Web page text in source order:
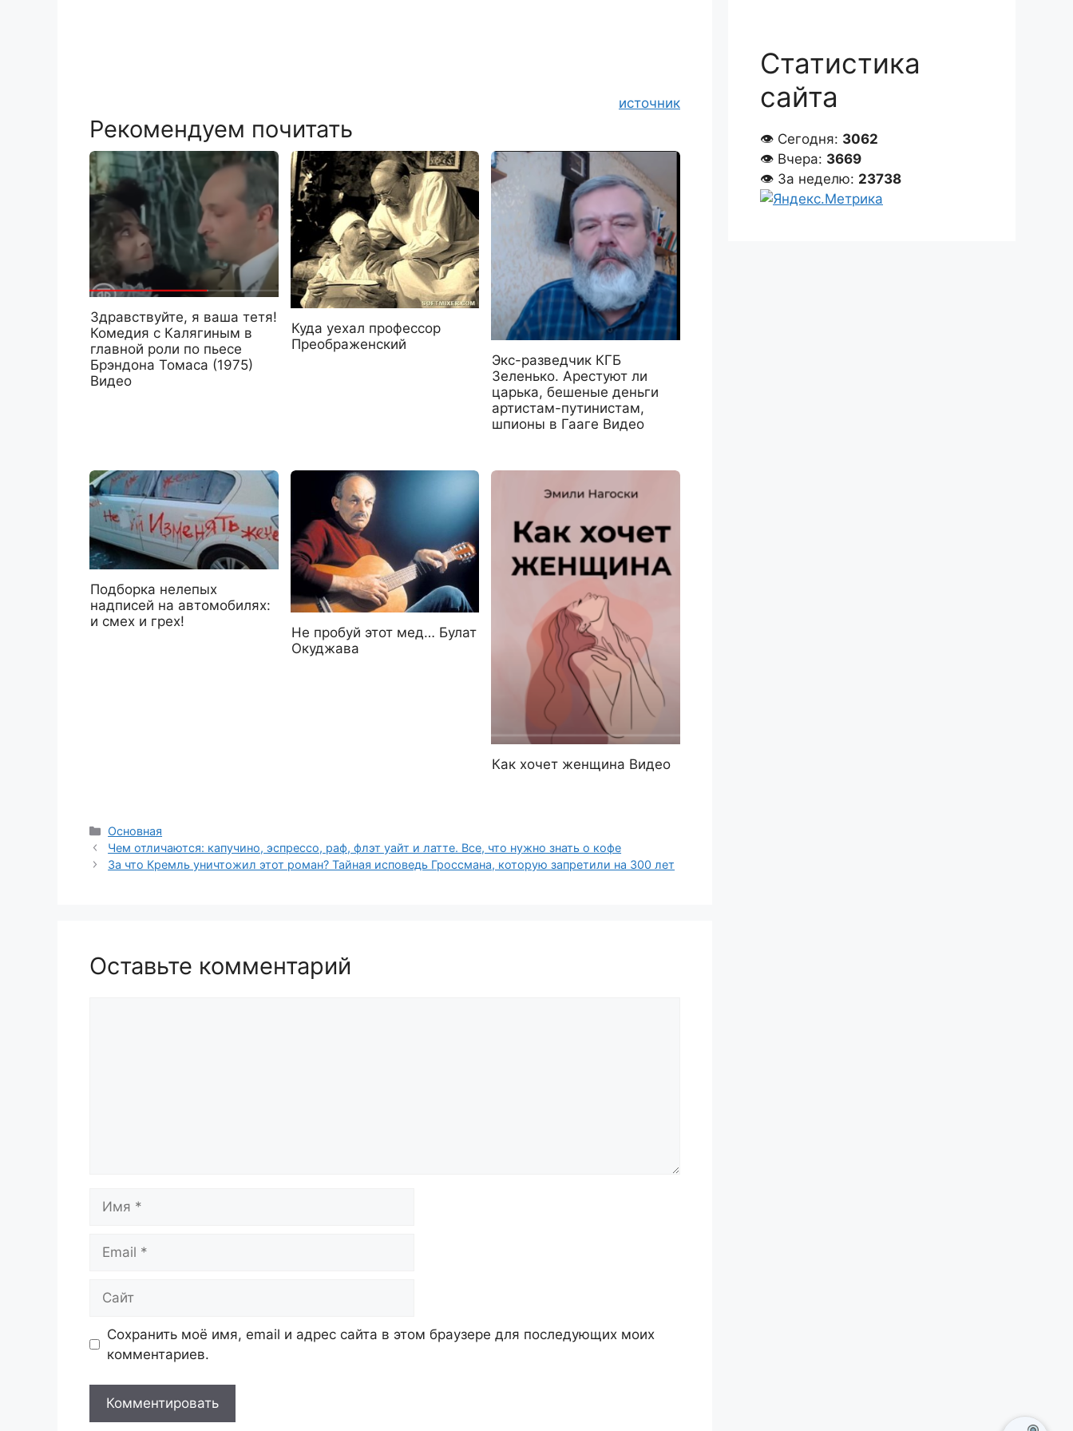
источник
Рекомендуем почитать
Здравствуйте, я ваша тетя!
Комедия с Калягиным в
главной роли по пьесе
Брэндона Томаса (1975)
Видео
Куда уехал профессор
Преображенский
Экс-разведчик КГБ
Зеленько. Арестуют ли
царька, бешеные деньги
артистам-путинистам,
шпионы в Гааге Видео
Подборка нелепых
надписей на автомобилях:
и смех и грех!
Не пробуй этот мед… Булат
Окуджава
Как хочет женщина Видео
Рубрики
Основная
Чем отличаются: капучино, эспрессо, раф, флэт уайт и латте. Все, что нужно знать о кофе
За что Кремль уничтожил этот роман? Тайная исповедь Гроссмана, которую запретили на 300 лет
Оставьте комментарий
Сохранить моё имя, email и адрес сайта в этом браузере для последующих моих
комментариев.
Статистика
сайта
👁 Сегодня: 3062
👁 Вчера: 3669
👁 За неделю: 23738